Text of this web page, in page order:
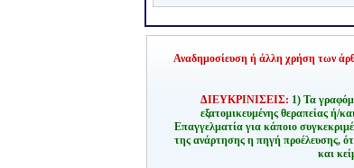
Αναδημοσίευση ή άλλη χρήση των
ΔΙΕΥΚΡΙΝΙΣΕΙΣ: 1) Τα
εξατομικευμένης θεραπείας ή/
Επαγγελματία για κάποιο
της ανάρτησης η πηγή προέλευσης,
και